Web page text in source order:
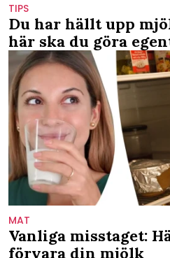
TIPS
Du har hällt upp
här ska du göra
MAT
Vanliga misstaget:
förvara din mjölk